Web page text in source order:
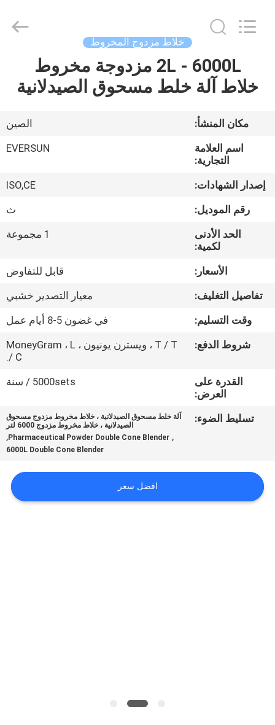
مسكن
عرض
الافتراضي
معلومات
جولة
في
المعمل
الجودة
اتصل
اطلب
اقتباس
خلاط مزدوج المخروط
2L - 6000L مزدوجة مخروط
خلاط آلة خلط مسحوق الصيدلانية
مكان المنشأ:
الصين
اسم العلامة
التجارية:
EVERSUN
إصدار الشهادات:
ISO,CE
رقم الموديل:
ث
الحد الأدنى
لكمية:
1 مجموعة
الأسعار:
قابل للتفاوض
تفاصيل التغليف:
معيار التصدير خشبي
وقت التسليم:
في غضون 5-8 أيام عمل
شروط الدفع:
T / T ، ويسترن يونيون ، MoneyGram ، L
/ C.
القدرة على
العرض:
5000sets / سنة
تسليط الضوء:
آلة خلط مسحوق الصيدلانية ، خلاط مخروط مزدوج مسحوق
الصيدلانية ، خلاط مخروط مزدوج 6000 لتر
,
Pharmaceutical Powder Double Cone Blender
,
6000L Double Cone Blender
افضل سعر